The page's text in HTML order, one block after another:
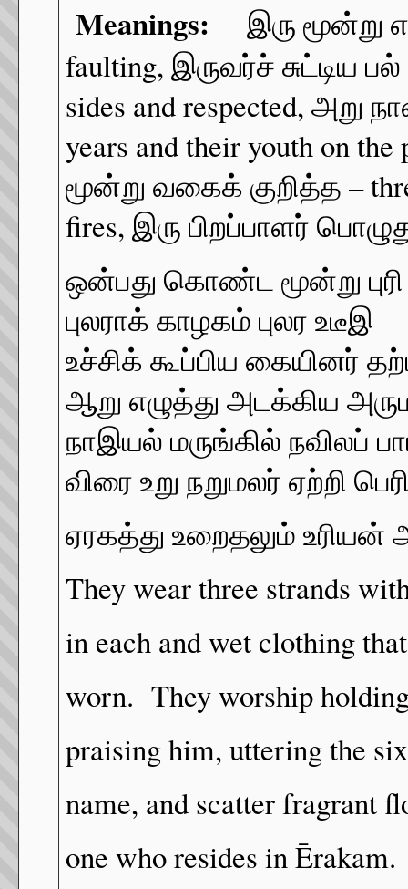
Meanings: இரு மூன்று
faulting, இருவர்ச் சுட்டிய
sides and respected, அறு
years and their youth on
மூன்று வகைக் குறித்த –
fires, இரு பிறப்பாளர்
ஒன்பது கொண்ட மூன்று
புலராக் காழகம் புலர உடீஇ
உச்சிக் கூப்பிய கையினர்
ஆறு எழுத்து அடக்கிய
நாஇயல் மருங்கில் நவிலப்
விரை உறு நறுமலர் ஏற்றி
ஏரகத்து உறைதலும் உரியன்
They wear three strands
in each and wet clothing
worn. They worship
praising him, uttering the
name, and scatter fragrant
one who resides in